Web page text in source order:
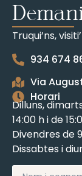
Truqui’ns,
934 674
Via
Horari
Dilluns,
14:00 h i de
Divendres de
Dissabtes i